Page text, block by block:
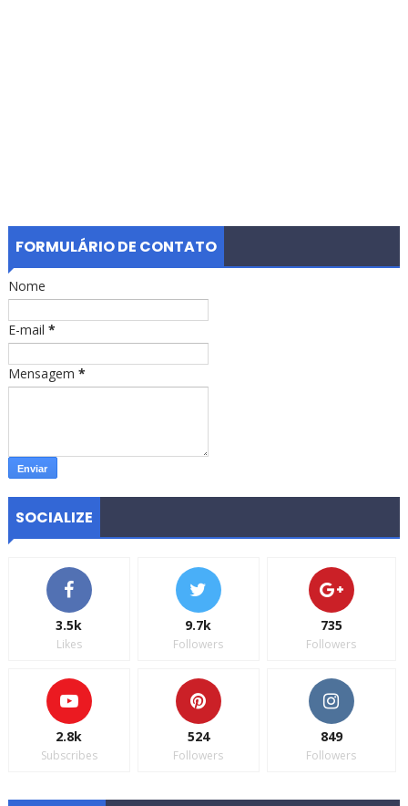
FORMULÁRIO DE CONTATO
Nome
E-mail *
Mensagem *
SOCIALIZE
3.5k
Likes
9.7k
Followers
735
Followers
2.8k
Subscribes
524
Followers
849
Followers